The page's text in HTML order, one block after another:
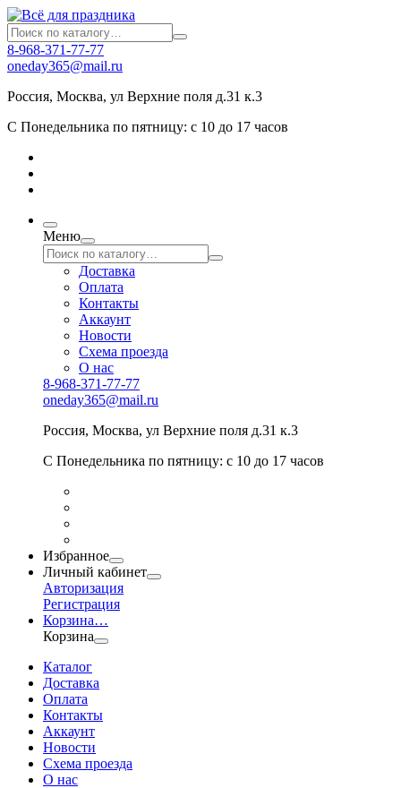
8-968-371-77-77
oneday365@mail.ru
Россия, Москва, ул Верхние поля д.31 к.3
С Понедельника по пятницу: с 10 до 17 часов
Меню
Доставка
Оплата
Контакты
Аккаунт
Новости
Схема проезда
О нас
8-968-371-77-77
oneday365@mail.ru
Россия, Москва, ул Верхние поля д.31 к.3
С Понедельника по пятницу: с 10 до 17 часов
Избранное
Личный кабинет
Авторизация
Регистрация
Корзина…
Корзина
Каталог
Доставка
Оплата
Контакты
Аккаунт
Новости
Схема проезда
О нас